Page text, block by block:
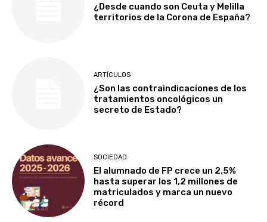
¿Desde cuando son Ceuta y Melilla
territorios de la Corona de España?
ARTÍCULOS
¿Son las contraindicaciones de los
tratamientos oncológicos un
secreto de Estado?
SOCIEDAD
El alumnado de FP crece un 2,5%
hasta superar los 1,2 millones de
matriculados y marca un nuevo
récord